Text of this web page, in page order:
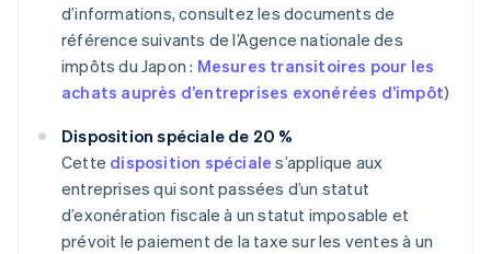
d’informations, consultez les documents de
référence suivants de l’Agence nationale des
impôts du Japon : Mesures transitoires pour les
achats auprès d’entreprises exonérées d’impôt)
Disposition spéciale de 20 %
Cette disposition spéciale s’applique aux
entreprises qui sont passées d’un statut
d’exonération fiscale à un statut imposable et
prévoit le paiement de la taxe sur les ventes à un